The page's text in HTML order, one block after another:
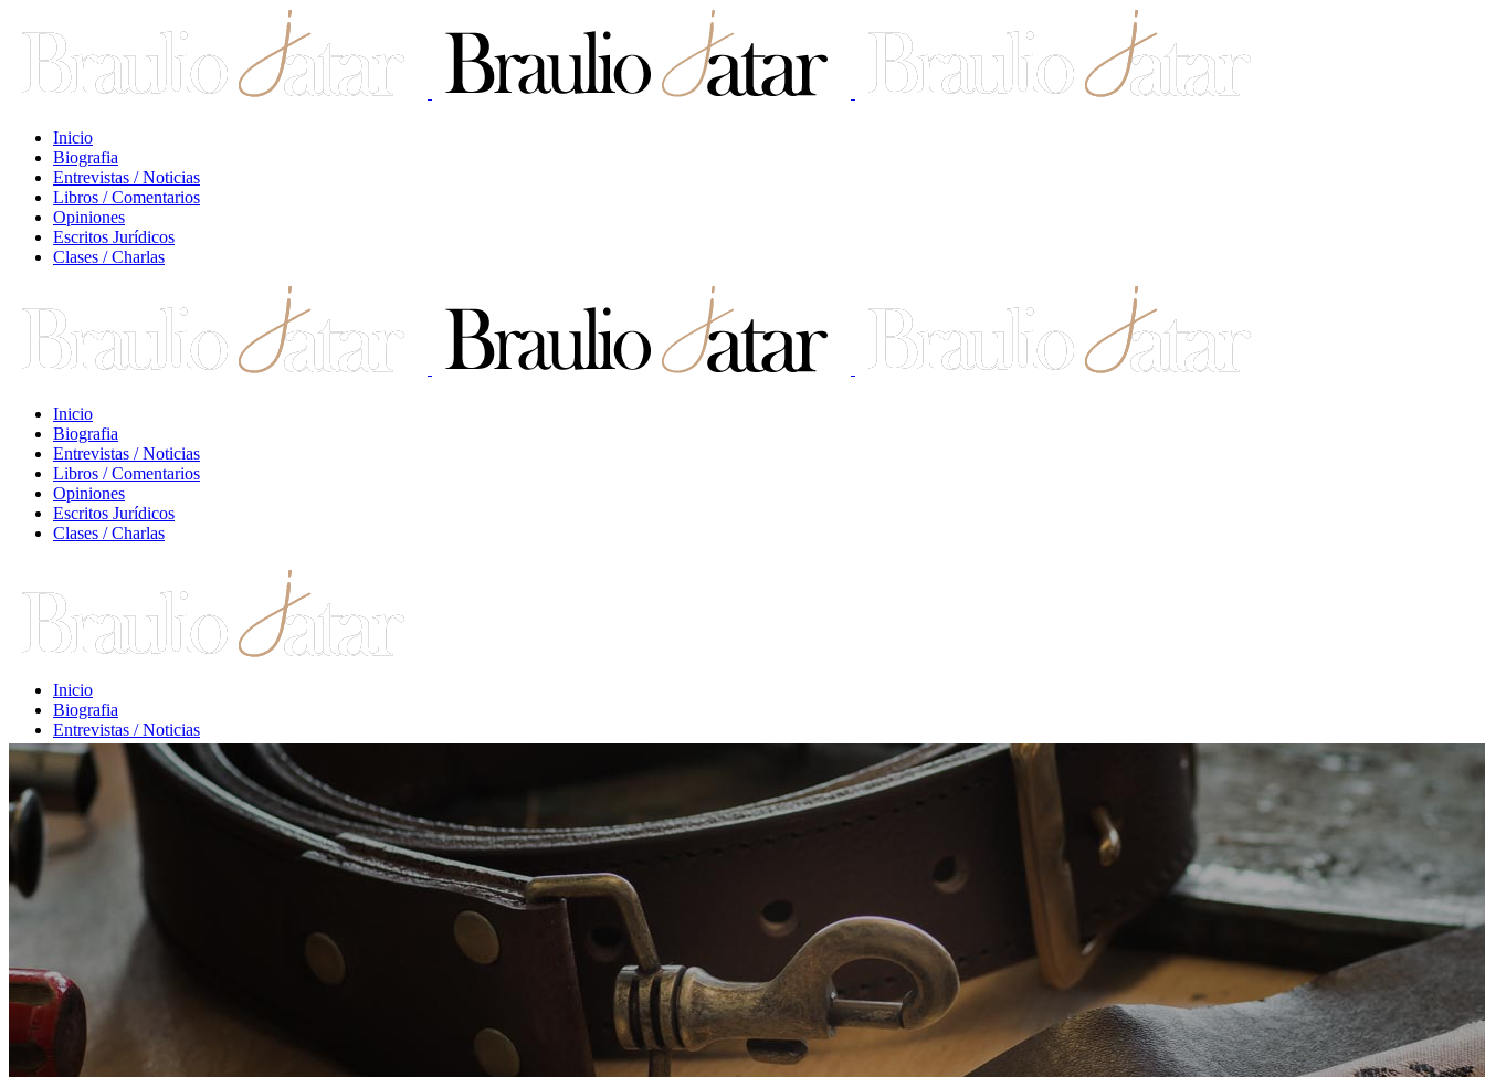
Inicio
Biografia
Entrevistas / Noticias
Libros / Comentarios
Opiniones
Escritos Jurídicos
Clases / Charlas
Inicio
Biografia
Entrevistas / Noticias
Libros / Comentarios
Opiniones
Escritos Jurídicos
Clases / Charlas
Inicio
Biografia
Entrevistas / Noticias
Libros / Comentarios
Opiniones
Escritos Jurídicos
Clases / Charlas